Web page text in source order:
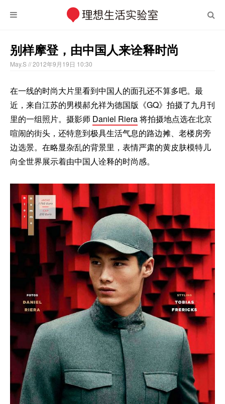
别样摩登，由中国人来诠释时尚
May.S// 2012年9月19日 10:30
在一线的时尚大片里看到中国人的面孔还不算多吧。最
近，来自江苏的男模郝允祥为德国版《GQ》拍摄了九月刊
里的一组照片。摄影师 Daniel Riera将拍摄地点选在北京
喧闹的街头，还特意到极具生活气息的路边摊、老楼房旁
边选景。在略显杂乱的背景里，表情严肃的黄皮肤模特儿
向全世界展示着由中国人诠释的时尚感。